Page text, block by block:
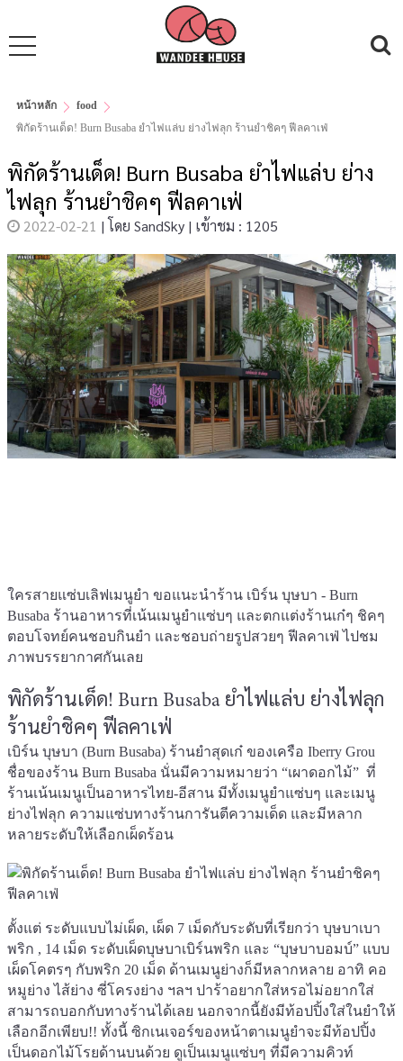
หน้าหลัก
food
พิกัดร้านเด็ด! Burn Busaba ยำไฟแล่บ ย่างไฟลุก ร้านยำชิคๆ ฟีลคาเฟ่
พิกัดร้านเด็ด! Burn Busaba ยำไฟแล่บ ย่าง
ไฟลุก ร้านยำชิคๆ ฟีลคาเฟ่
2022-02-21 | โดย SandSky | เข้าชม : 1205
ใครสายแซ่บเลิฟเมนูยำ ขอแนะนำร้าน เบิร์น บุษบา - Burn
Busaba ร้านอาหารที่เน้นเมนูยำแซ่บๆ และตกแต่งร้านเก๋ๆ ชิคๆ
ตอบโจทย์คนชอบกินยำ และชอบถ่ายรูปสวยๆ ฟีลคาเฟ่ ไปชม
ภาพบรรยากาศกันเลย
พิกัดร้านเด็ด! Burn Busaba ยำไฟแล่บ ย่างไฟลุก
ร้านยำชิคๆ ฟีลคาเฟ่
เบิร์น บุษบา (Burn Busaba) ร้านยำสุดเก๋ ของเครือ Iberry Grou
ชื่อของร้าน Burn Busaba นั่นมีความหมายว่า “เผาดอกไม้” ที่
ร้านเน้นเมนูเป็นอาหารไทย-อีสาน มีทั้งเมนูยำแซ่บๆ และเมนู
ย่างไฟลุก ความแซ่บทางร้านการันตีความเด็ด และมีหลาก
หลายระดับให้เลือกเผ็ดร้อน
ตั้งแต่ ระดับแบบไม่เผ็ด, เผ็ด 7 เม็ดกับระดับที่เรียกว่า บุษบาเบา
พริก , 14 เม็ด ระดับเผ็ดบุษบาเบิร์นพริก และ “บุษบาบอมบ์” แบบ
เผ็ดโคตรๆ กับพริก 20 เม็ด ด้านเมนูย่างก็มีหลากหลาย อาทิ คอ
หมูย่าง ไส้ย่าง ซี่โครงย่าง ฯลฯ ปาร้าอยากใส่หรอไม่อยากใส่
สามารถบอกกับทางร้านได้เลย นอกจากนี้ยังมีท้อปปิ้งใส่ในยำให้
เลือกอีกเพียบ!! ทั้งนี้ ซิกเนเจอร์ของหน้าตาเมนูยำจะมีท้อปปิ้ง
เป็นดอกไม้โรยด้านบนด้วย ดูเป็นเมนูแซ่บๆ ที่มีความคิวท์